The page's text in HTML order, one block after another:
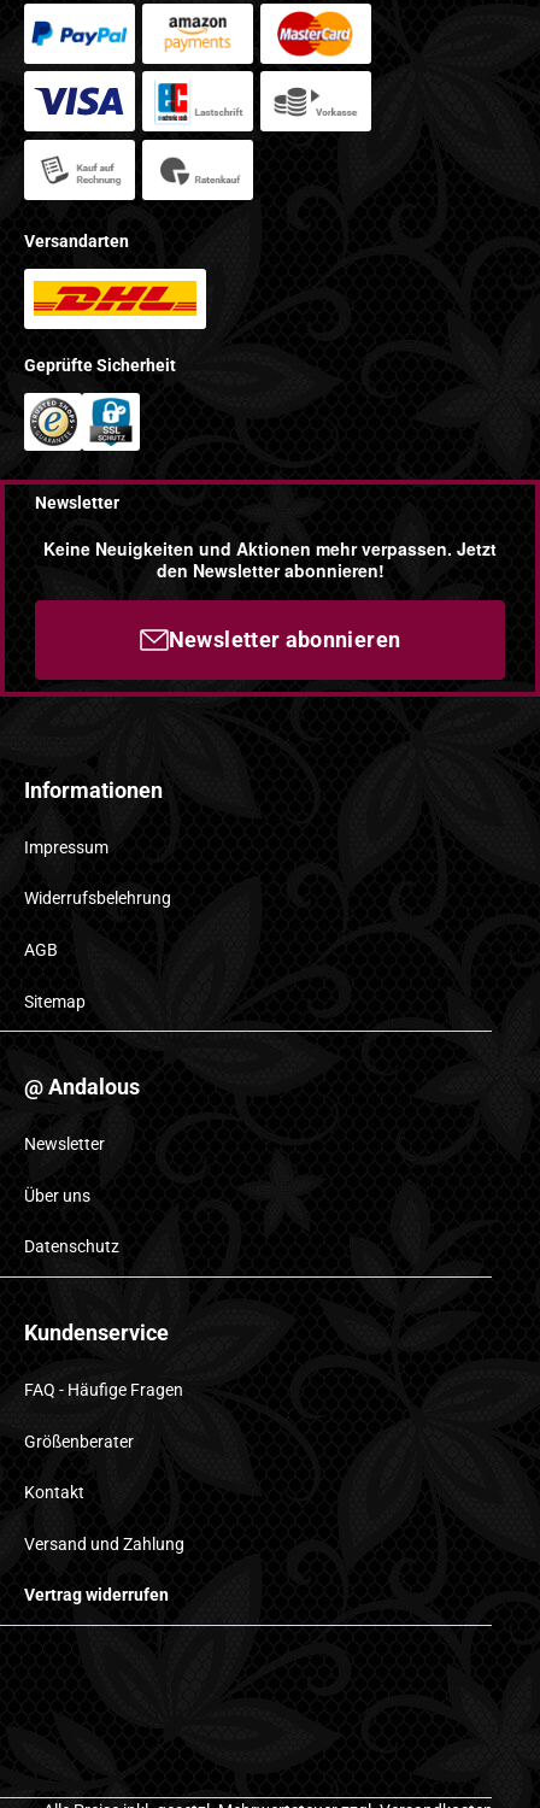
Versandarten
Geprüfte Sicherheit
Newsletter
Keine Neuigkeiten und Aktionen mehr verpassen. Jetzt
den Newsletter abonnieren!
Newsletter abonnieren
Informationen
Impressum
Widerrufsbelehrung
AGB
Sitemap
@ Andalous
Newsletter
Über uns
Datenschutz
Kundenservice
FAQ - Häufige Fragen
Größenberater
Kontakt
Versand und Zahlung
Vertrag widerrufen